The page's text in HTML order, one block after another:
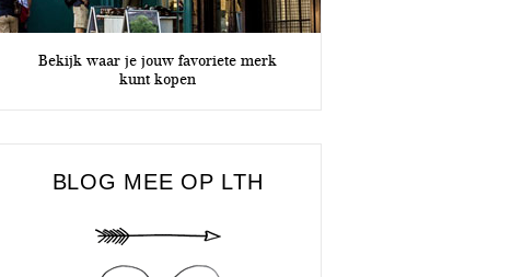
Bekijk waar je jouw favoriete merk
kunt kopen
BLOG MEE OP LTH